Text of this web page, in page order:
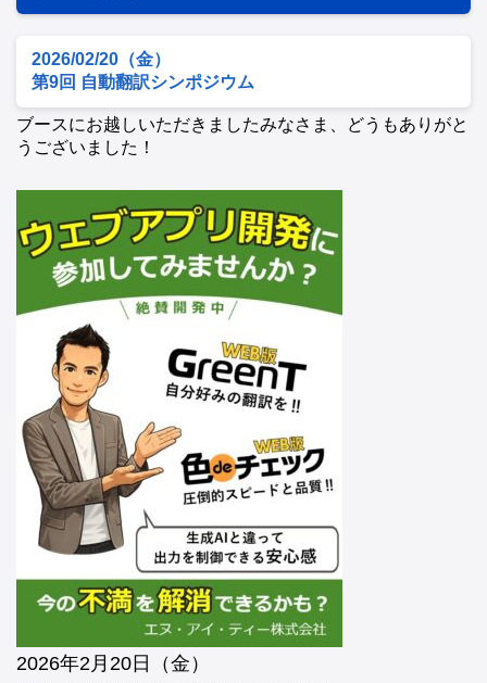
2026/02/20（金）
第9回 自動翻訳シンポジウム
ブースにお越しいただきましたみなさま、どうもありがと
うございました！
2026年2月20日（金）